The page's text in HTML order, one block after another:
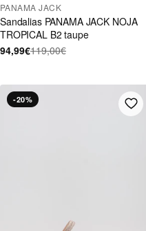
PANAMA JACK
Sandalias PANAMA JACK NOJA
TROPICAL B2 taupe
94,99€119,00€
-20%